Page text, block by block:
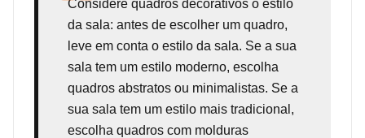
Considere quadros decorativos o estilo
da sala: antes de escolher um quadro,
leve em conta o estilo da sala. Se a sua
sala tem um estilo moderno, escolha
quadros abstratos ou minimalistas. Se a
sua sala tem um estilo mais tradicional,
escolha quadros com molduras